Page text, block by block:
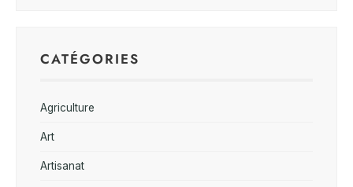
CATÉGORIES
Agriculture
Art
Artisanat